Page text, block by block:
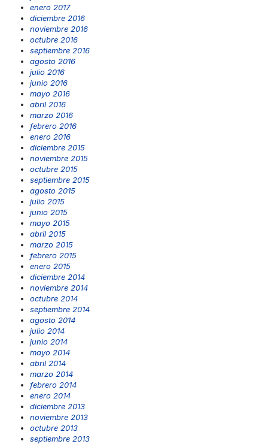
enero 2017
diciembre 2016
noviembre 2016
octubre 2016
septiembre 2016
agosto 2016
julio 2016
junio 2016
mayo 2016
abril 2016
marzo 2016
febrero 2016
enero 2016
diciembre 2015
noviembre 2015
octubre 2015
septiembre 2015
agosto 2015
julio 2015
junio 2015
mayo 2015
abril 2015
marzo 2015
febrero 2015
enero 2015
diciembre 2014
noviembre 2014
octubre 2014
septiembre 2014
agosto 2014
julio 2014
junio 2014
mayo 2014
abril 2014
marzo 2014
febrero 2014
enero 2014
diciembre 2013
noviembre 2013
octubre 2013
septiembre 2013